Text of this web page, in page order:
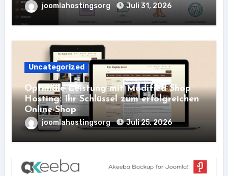
joomlahostingsorg Juli 31, 2026
Uncategorized
Optimale Leistung mit Modified Shop
Hosting: Ihr Schlüssel zum erfolgreichen
Online-Shop
joomlahostingsorg Juli 25, 2026